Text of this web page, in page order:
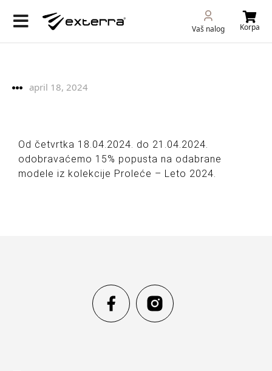
Vaš nalog Korpa
april 18, 2024
Od četvrtka 18.04.2024. do 21.04.2024.
odobravaćemo 15% popusta na odabrane
modele iz kolekcije Proleće – Leto 2024.